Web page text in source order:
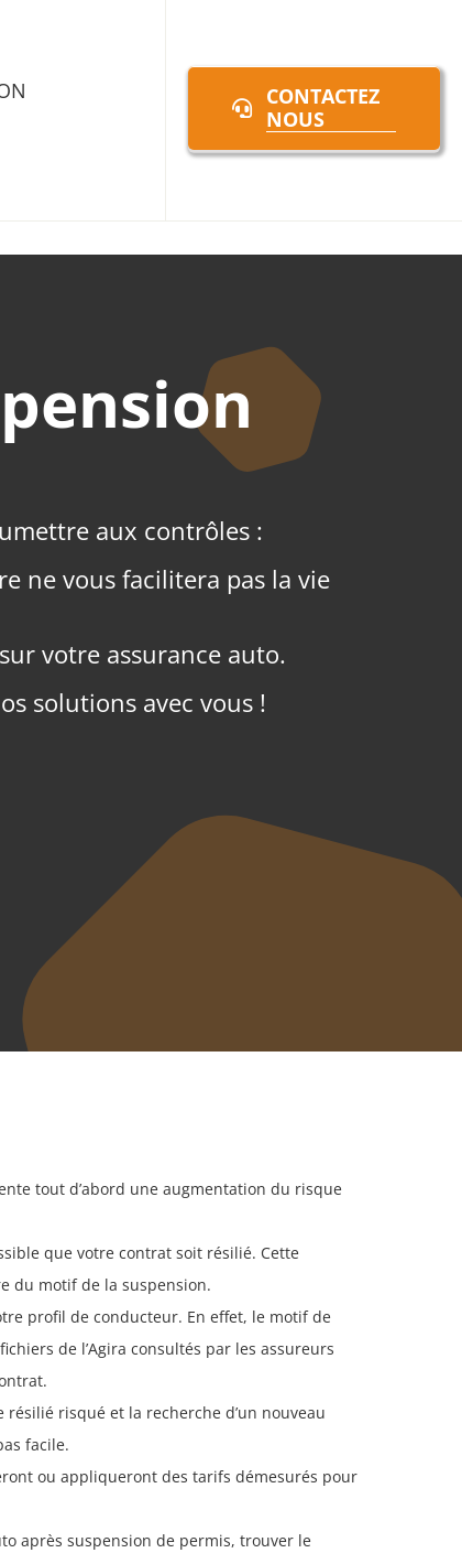
CONTACTEZ
NOUS
aux contrôles :
ne vous facilitera pas la vie
votre assurance auto.
solutions avec vous !
tout d’abord une augmentation du risque
que votre contrat soit résilié. Cette
du motif de la suspension.
profil de conducteur. En effet, le motif de
de l’Agira consultés par les assureurs
risqué et la recherche d’un nouveau
facile.
ou appliqueront des tarifs démesurés pour
après suspension de permis, trouver le